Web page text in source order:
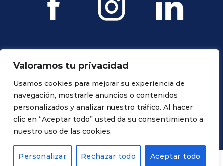
Valoramos tu privacidad
Usamos cookies para mejorar su experiencia de
navegación, mostrarle anuncios o contenidos
personalizados y analizar nuestro tráfico. Al hacer
clic en “Aceptar todo” usted da su consentimiento a
nuestro uso de las cookies.
Personalizar Rechazar todo Aceptar todo
Todos los derechos reservados. Propiedad de Ravagnani Dental